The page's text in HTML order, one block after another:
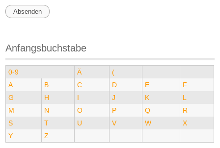
Anfangsbuchstabe
0-9 Ä
(
A
B C D E
F
G
H I J K
L
M
N O P Q
R
S
T U V W
X
Y
Z